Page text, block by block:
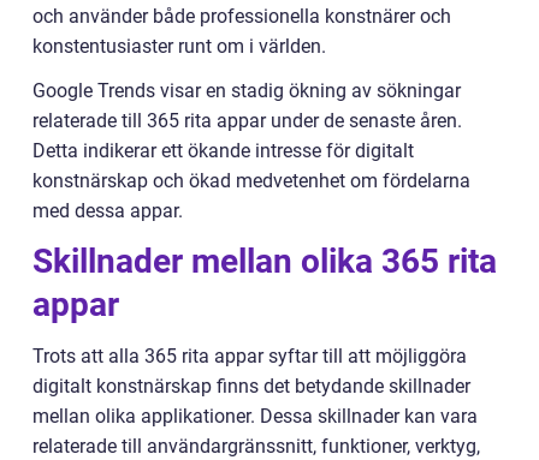
och använder både professionella konstnärer och
konstentusiaster runt om i världen.
Google Trends visar en stadig ökning av sökningar
relaterade till 365 rita appar under de senaste åren.
Detta indikerar ett ökande intresse för digitalt
konstnärskap och ökad medvetenhet om fördelarna
med dessa appar.
Skillnader mellan olika 365 rita
appar
Trots att alla 365 rita appar syftar till att möjliggöra
digitalt konstnärskap finns det betydande skillnader
mellan olika applikationer. Dessa skillnader kan vara
relaterade till användargränssnitt, funktioner, verktyg,